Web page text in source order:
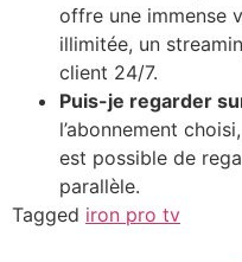
offre une immense
illimitée, un
client 24/7.
Puis-je regarder
l’abonnement
est possible de
parallèle.
Tagged iron pro tv